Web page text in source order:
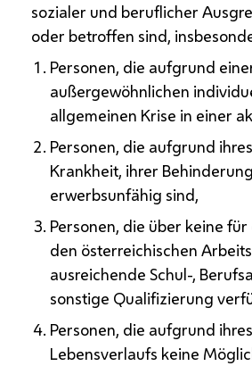
sozialer und beruflicher
oder betroffen sind,
Personen, die aufgrund
außergewöhnlichen
allgemeinen Krise in einer
Personen, die aufgrund
Krankheit, ihrer
erwerbsunfähig sind,
Personen, die über keine
den österreichischen
ausreichende Schul-,
sonstige Qualifizierung
Personen, die aufgrund
Lebensverlaufs keine